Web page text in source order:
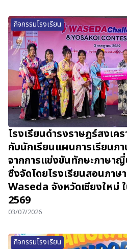
กิจกรรมโรงเรียน
โรงเรียนดำรงราษฎร์สงเค
กับนักเรียนแผนการเรียนภ
จากการแข่งขันทักษะภาษา
ซึ่งจัดโดยโรงเรียนสอนภา
Waseda จังหวัดเชียงใหม่
2569
03/07/2026
กิจกรรมโรงเรียน